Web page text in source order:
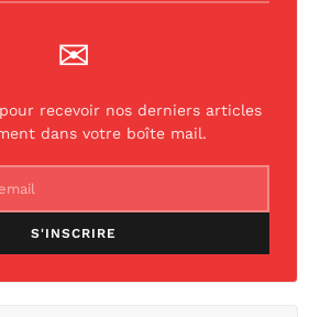
✉
recevoir nos derniers articles
dans votre boîte mail.
S'INSCRIRE